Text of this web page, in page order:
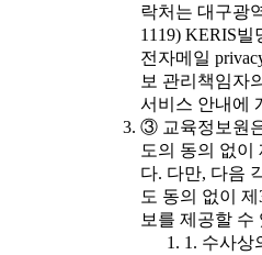
락처는 대구광
1119) KERIS빌
전자메일
보 관리책임자
서비스 안내에
③ 교육정보원
도의 동의 없이
다. 다만, 다음
도 동의 없이
보를 제공할 수
1. 수사상